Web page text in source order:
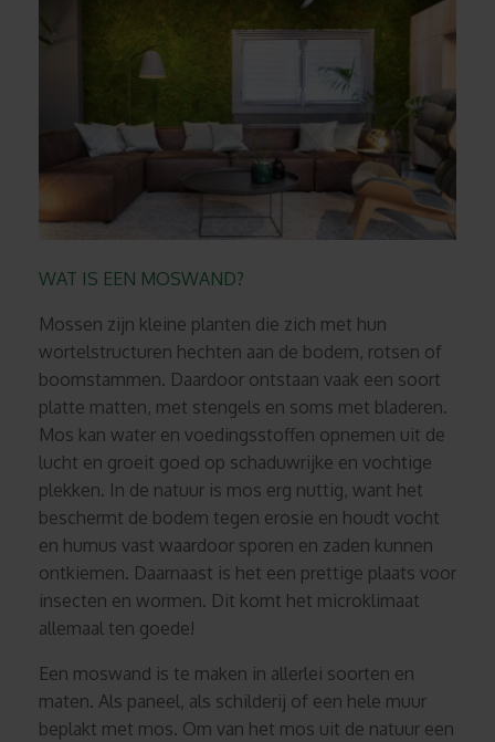
WAT IS EEN MOSWAND?
Mossen zijn kleine planten die zich met hun
wortelstructuren hechten aan de bodem, rotsen of
boomstammen. Daardoor ontstaan vaak een soort
platte matten, met stengels en soms met bladeren.
Mos kan water en voedingsstoffen opnemen uit de
lucht en groeit goed op schaduwrijke en vochtige
plekken. In de natuur is mos erg nuttig, want het
beschermt de bodem tegen erosie en houdt vocht
en humus vast waardoor sporen en zaden kunnen
ontkiemen. Daarnaast is het een prettige plaats voor
insecten en wormen. Dit komt het microklimaat
allemaal ten goede!
Een moswand is te maken in allerlei soorten en
maten. Als paneel, als schilderij of een hele muur
beplakt met mos. Om van het mos uit de natuur een